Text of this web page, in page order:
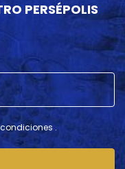
PERSÉPOLIS
.